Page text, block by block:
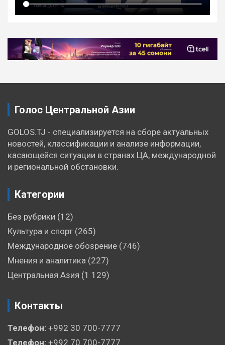
Навигация
по
Голос Центральной Азии
GOLOS.TJ - специализируется на сборе актуальных
новостей, классификации и анализе информации,
касающейся ситуации в странах ЦА, международной
и региональной обстановки.
Категории
Без рубрики (12)
Культура и спорт (265)
Международное обозрение (746)
Мнения и аналитика (227)
Центральная Азия (1 129)
Контакты
Телефон: +992 30 700-7777
Телефон: +992 70 700-7777